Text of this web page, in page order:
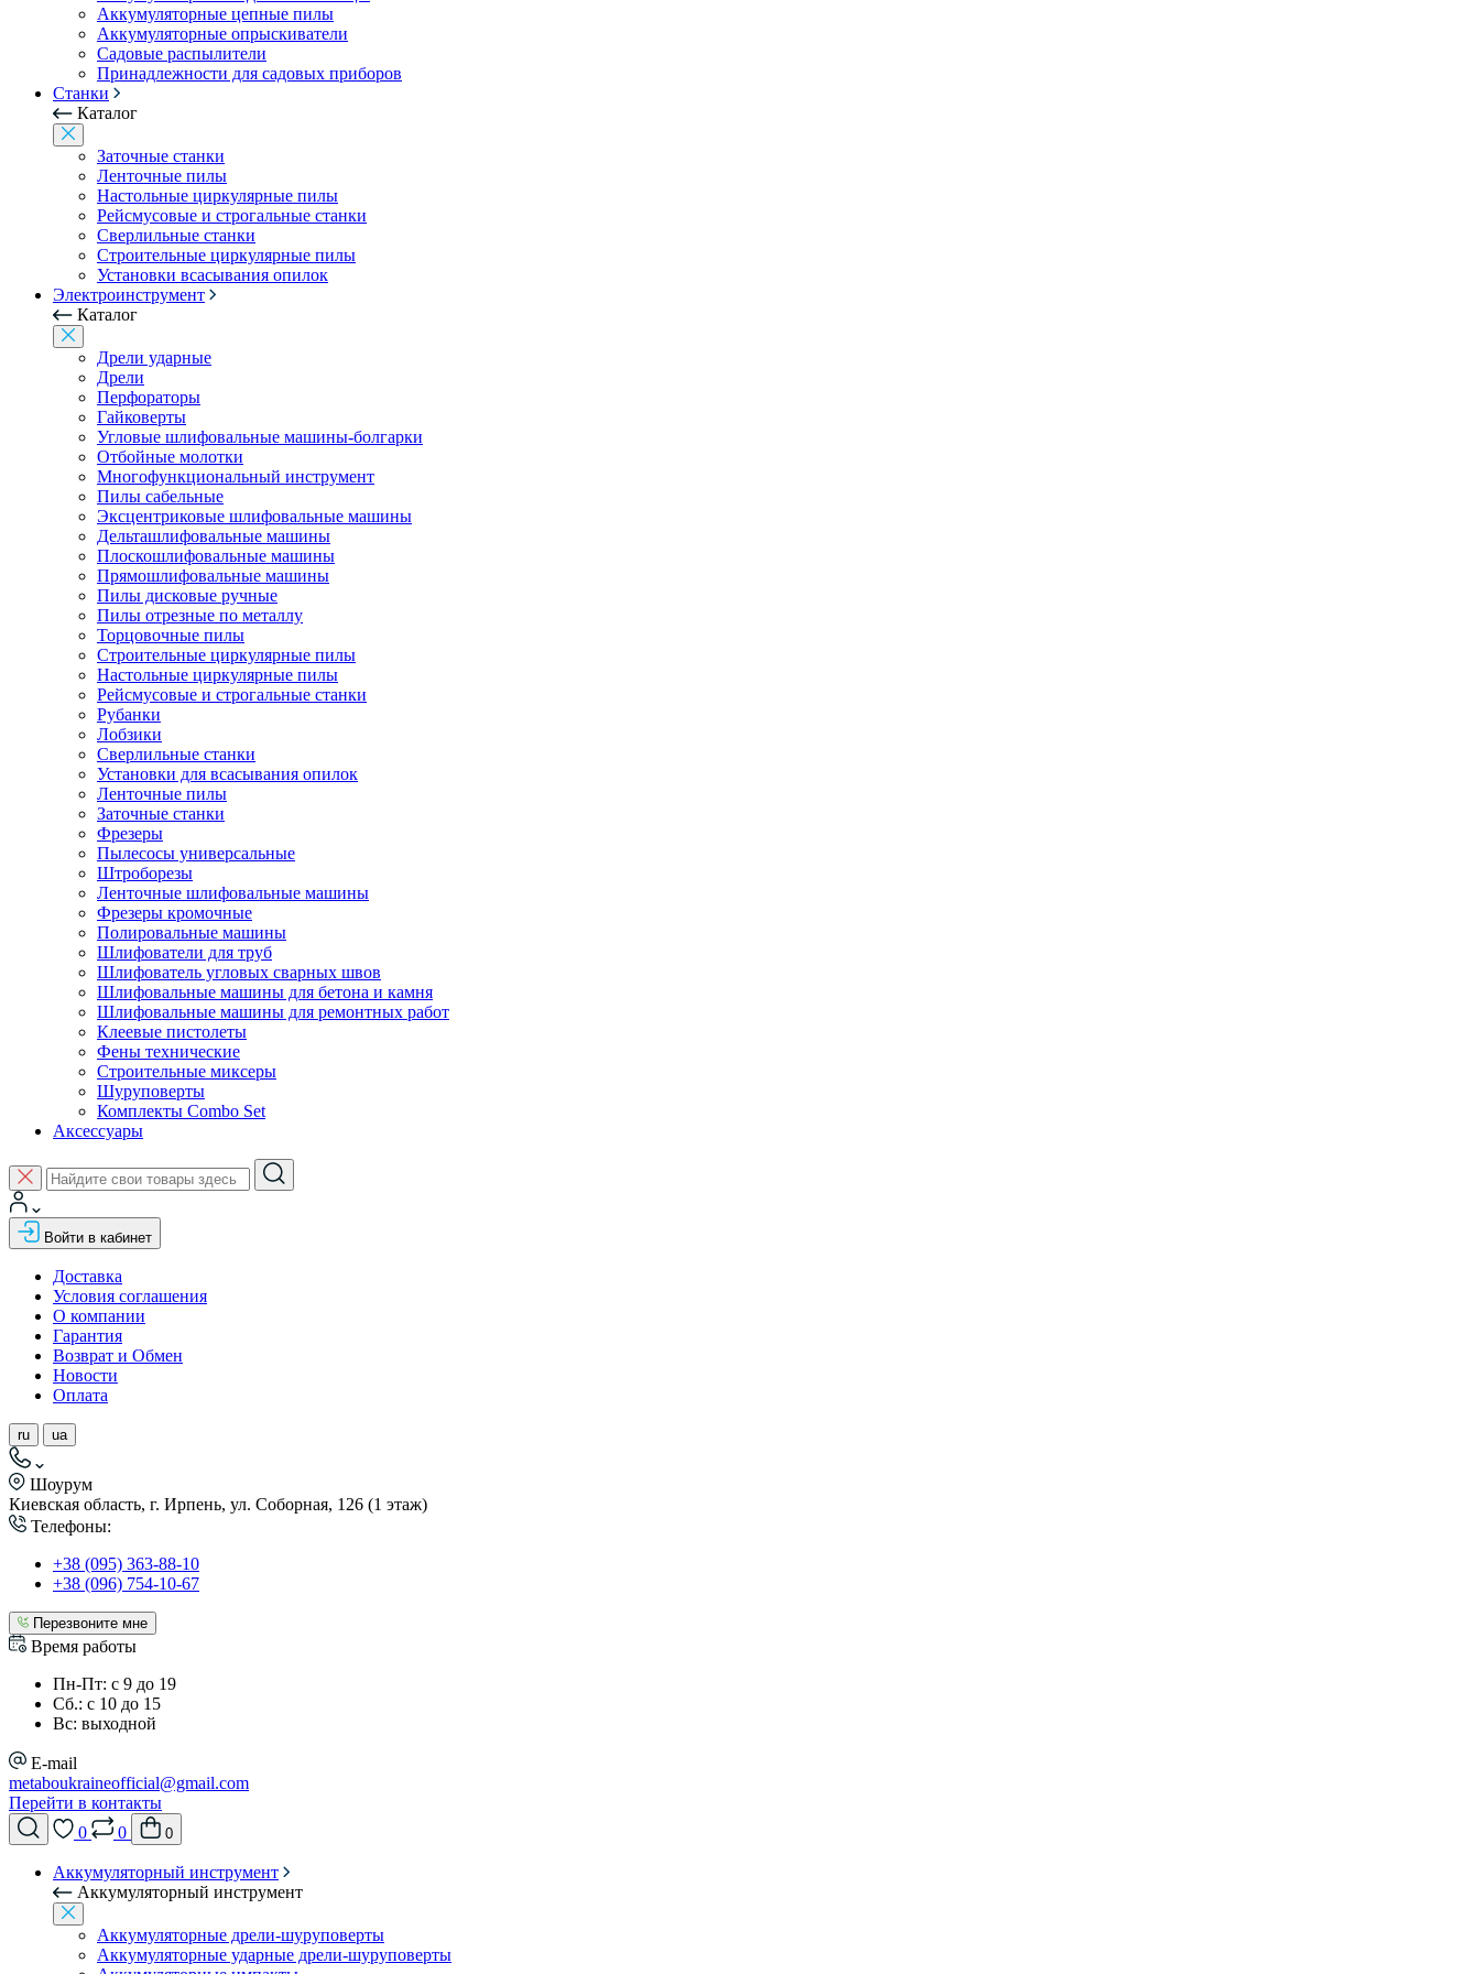
Аккумуляторные цепные пилы
Аккумуляторные опрыскиватели
Садовые распылители
Принадлежности для садовых приборов
Станки
Каталог
Заточные станки
Ленточные пилы
Настольные циркулярные пилы
Рейсмусовые и строгальные станки
Сверлильные станки
Строительные циркулярные пилы
Установки всасывания опилок
Электроинструмент
Каталог
Дрели ударные
Дрели
Перфораторы
Гайковерты
Угловые шлифовальные машины-болгарки
Отбойные молотки
Многофункциональный инструмент
Пилы сабельные
Эксцентриковые шлифовальные машины
Дельташлифовальные машины
Плоскошлифовальные машины
Прямошлифовальные машины
Пилы дисковые ручные
Пилы отрезные по металлу
Торцовочные пилы
Строительные циркулярные пилы
Настольные циркулярные пилы
Рейсмусовые и строгальные станки
Рубанки
Лобзики
Сверлильные станки
Установки для всасывания опилок
Ленточные пилы
Заточные станки
Фрезеры
Пылесосы универсальные
Штроборезы
Ленточные шлифовальные машины
Фрезеры кромочные
Полировальные машины
Шлифователи для труб
Шлифователь угловых сварных швов
Шлифовальные машины для бетона и камня
Шлифовальные машины для ремонтных работ
Клеевые пистолеты
Фены технические
Строительные миксеры
Шуруповерты
Комплекты Combo Set
Аксессуары
Войти в кабинет
Доставка
Условия соглашения
О компании
Гарантия
Возврат и Обмен
Новости
Оплата
ru ua
Шоурум
Киевская область, г. Ирпень, ул. Соборная, 126 (1 этаж)
Телефоны:
+38 (095) 363-88-10
+38 (096) 754-10-67
Перезвоните мне
Время работы
Пн-Пт: с 9 до 19
Сб.: с 10 до 15
Вс: выходной
E-mail
metaboukraineofficial@gmail.com
Перейти в контакты
0
0 0
Аккумуляторный инструмент
Аккумуляторный инструмент
Аккумуляторные дрели-шуруповерты
Аккумуляторные ударные дрели-шуруповерты